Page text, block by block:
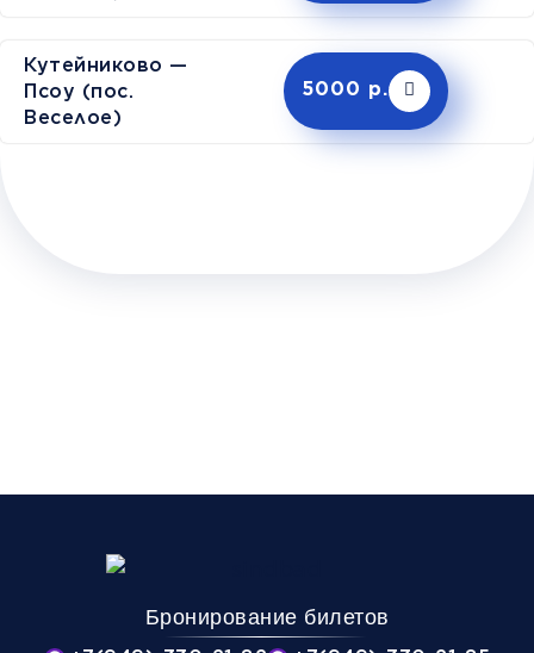
Кутейниково —
Псоу (пос.
Веселое)
5000 р.
Бронирование билетов